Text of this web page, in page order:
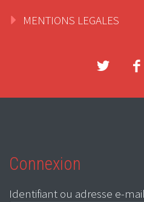
MENTIONS LEGALES
Connexion
Identifiant ou adresse e-mail